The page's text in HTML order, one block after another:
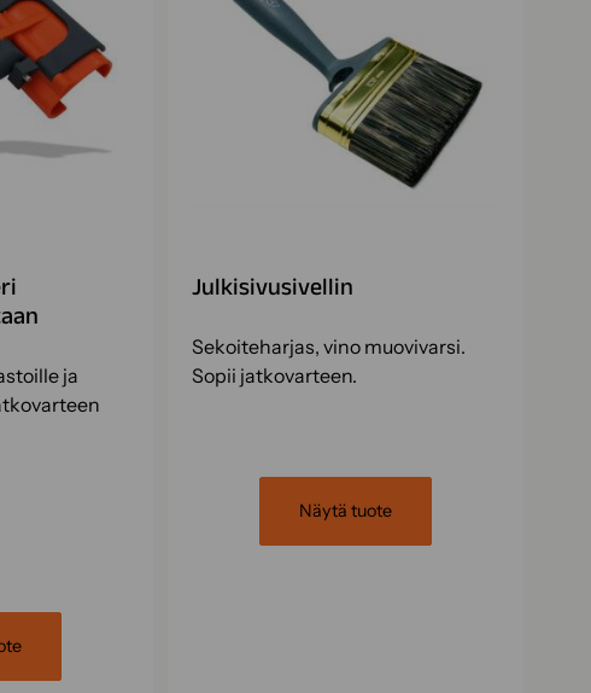
ja
Julkisivusivellin
Sekoiteharjas, vino muovivarsi.
Sopii jatkovarteen.
Näytä tuote